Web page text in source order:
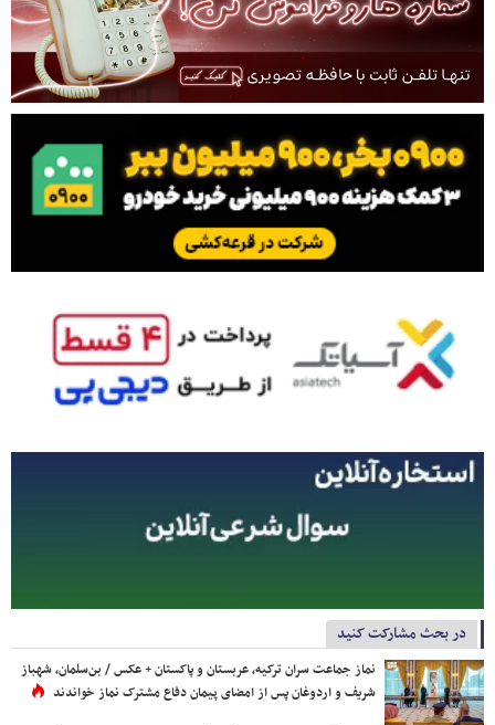
در بحث مشارکت کنید
نماز جماعت سران ترکیه، عربستان و پاکستان + عکس / بن‌سلمان، شهباز
شریف و اردوغان پس از امضای پیمان دفاع مشترک نماز خواندند